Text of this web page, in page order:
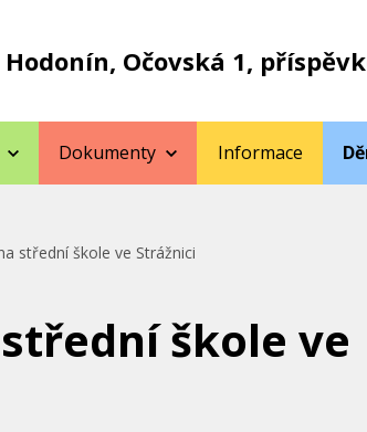
Očovská 1,
Dokumenty Informace
střední škole ve Strážnici
škole ve